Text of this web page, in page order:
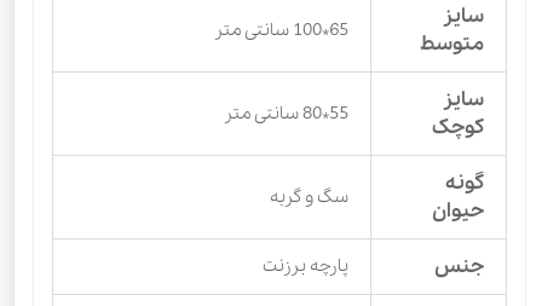
سایز
متوسط
65*100 سانتی متر
سایز
کوچک
55*80 سانتی متر
گونه
حیوان
سگ و گربه
جنس پارچه برزنت